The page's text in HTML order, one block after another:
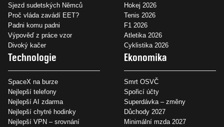
Sjezd sudetských Němců
Proč vláda zavádí EET?
Padni komu padni
Výpověď z práce vzor
Divoký kačer
Hokej 2026
Tenis 2026
F1 2026
Atletika 2026
Cyklistika 2026
Technologie
SpaceX na burze
Nejlepší telefony
Nejlepší AI zdarma
Nejlepší chytré hodinky
Nejlepší VPN – srovnání
Ekonomika
Smrt OSVČ
Spořicí účty
Superdávka – změny
Důchody 2027
Minimální mzda 2027